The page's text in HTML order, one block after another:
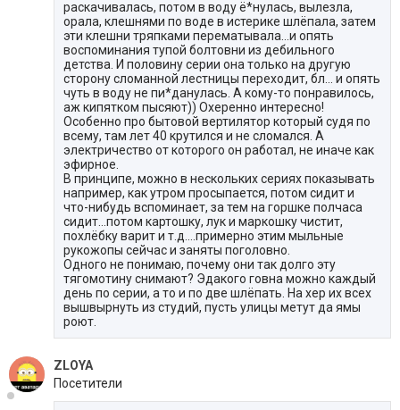
раскачивалась, потом в воду ё*нулась, вылезла,
орала, клешнями по воде в истерике шлёпала, затем
эти клешни тряпками перематывала...и опять
воспоминания тупой болтовни из дебильного
детства. И половину серии она только на другую
сторону сломанной лестницы переходит, бл... и опять
чуть в воду не пи*данулась. А кому-то понравилось,
аж кипятком пысяют)) Охеренно интересно!
Особенно про бытовой вертилятор который судя по
всему, там лет 40 крутился и не сломался. А
электричество от которого он работал, не иначе как
эфирное.
В принципе, можно в нескольких сериях показывать
например, как утром просыпается, потом сидит и
что-нибудь вспоминает, за тем на горшке полчаса
сидит...потом картошку, лук и маркошку чистит,
похлёбку варит и т.д....примерно этим мыльные
рукожопы сейчас и заняты поголовно.
Одного не понимаю, почему они так долго эту
тягомотину снимают? Эдакого говна можно каждый
день по серии, а то и по две шлёпать. На хер их всех
вышвырнуть из студий, пусть улицы метут да ямы
роют.
ZLOYA
Посетители